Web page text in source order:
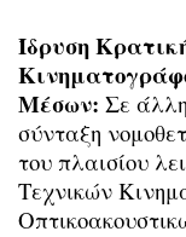
Ίδρυση
Μέσων: Σε
σύνταξη
του πλαισίου
Τεχνικών